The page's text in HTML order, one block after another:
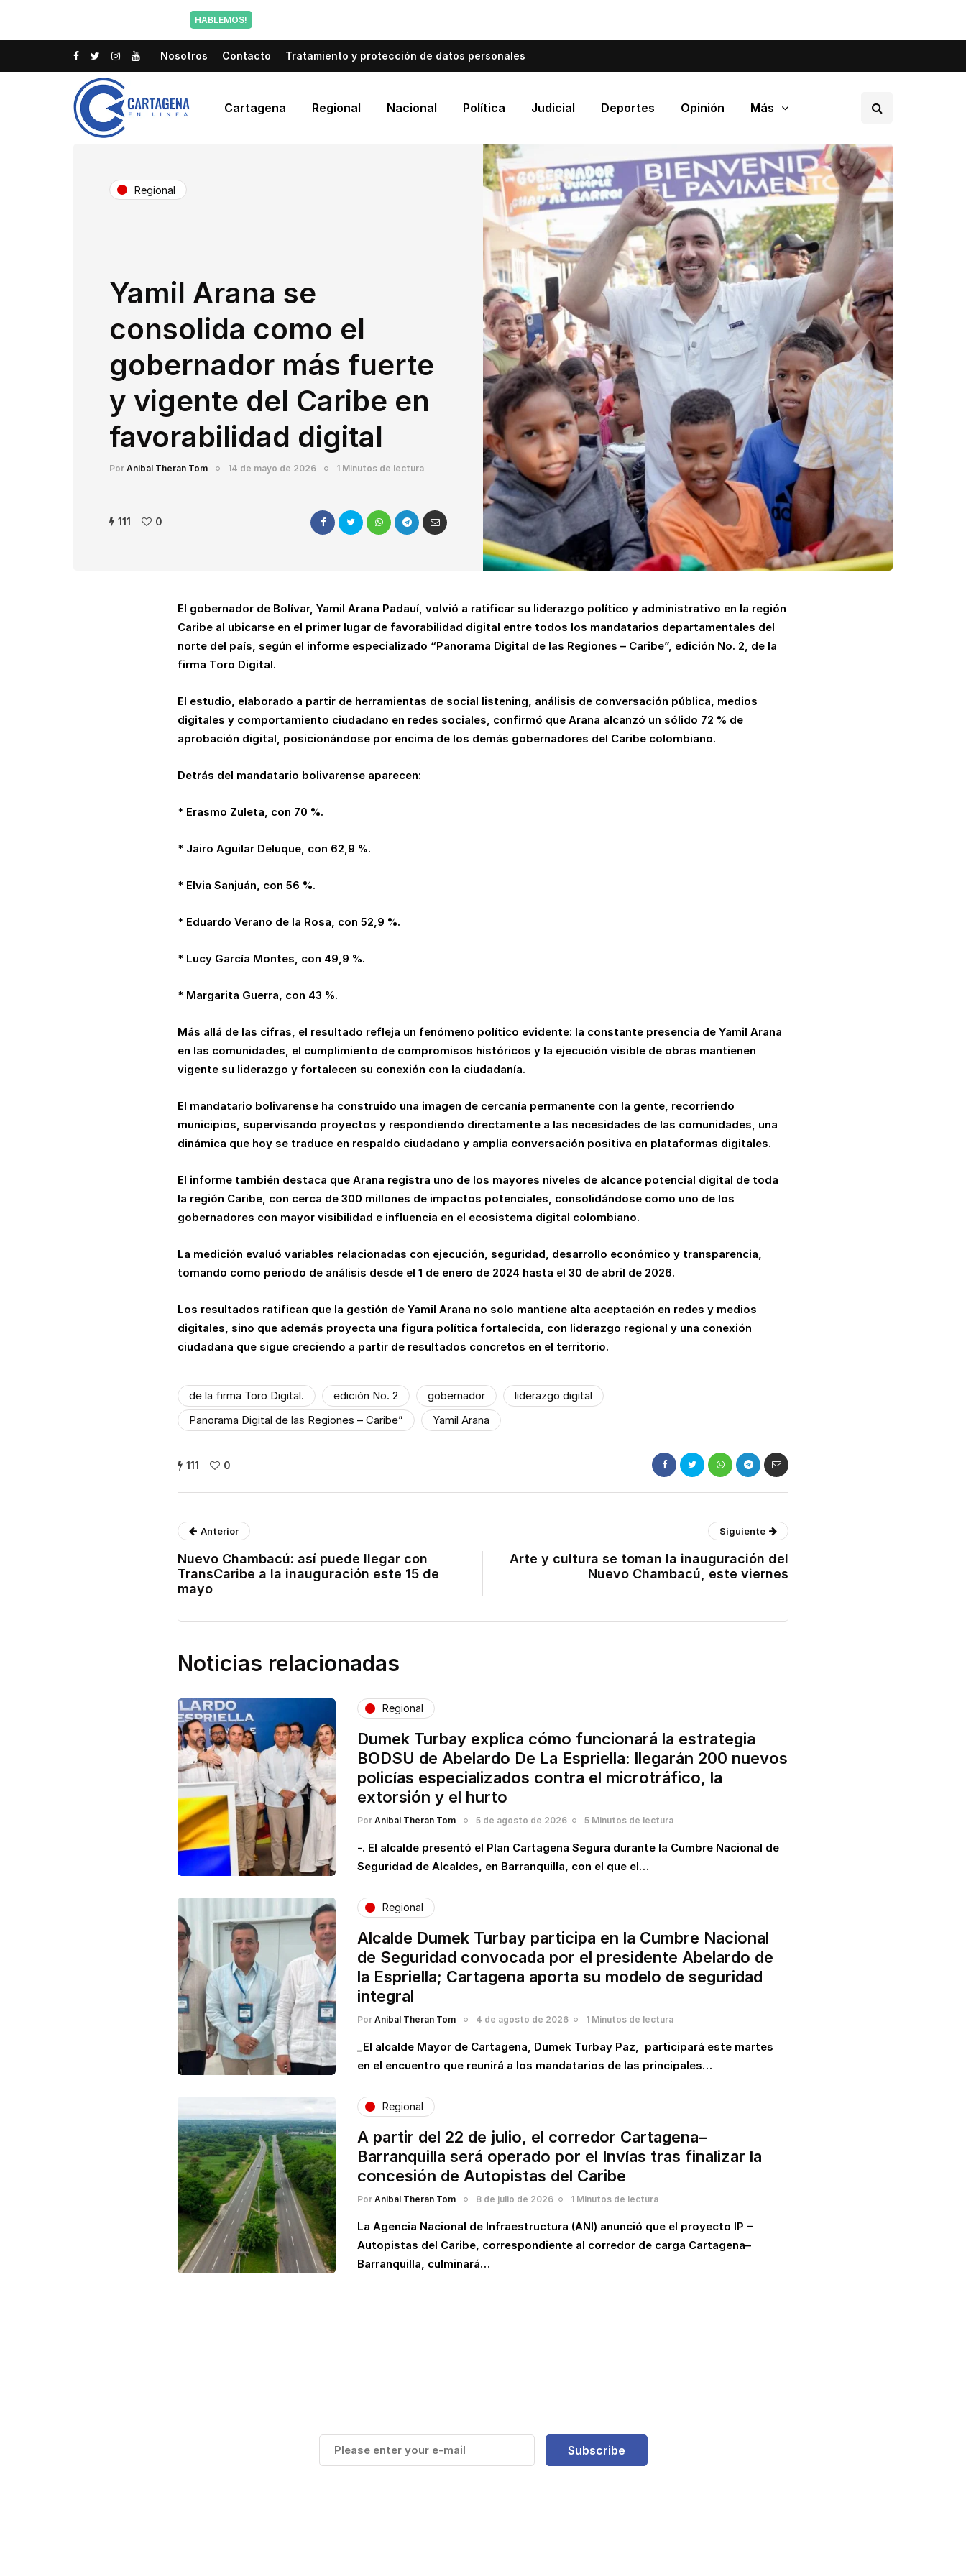
HABLEMOS!
Nosotros Contacto Tratamiento y protección de datos personales
Cartagena Regional Nacional Política Judicial Deportes Opinión Más
Regional
Yamil Arana se
consolida como el
gobernador más fuerte
y vigente del Caribe en
favorabilidad digital
Por Anibal Theran Tom 14 de mayo de 2026 1 Minutos de lectura
111 0
El gobernador de Bolívar, Yamil Arana Padauí, volvió a ratificar su liderazgo político y administrativo en la región
Caribe al ubicarse en el primer lugar de favorabilidad digital entre todos los mandatarios departamentales del
norte del país, según el informe especializado “Panorama Digital de las Regiones – Caribe”, edición No. 2, de la
firma Toro Digital.
El estudio, elaborado a partir de herramientas de social listening, análisis de conversación pública, medios
digitales y comportamiento ciudadano en redes sociales, confirmó que Arana alcanzó un sólido 72 % de
aprobación digital, posicionándose por encima de los demás gobernadores del Caribe colombiano.
Detrás del mandatario bolivarense aparecen:
* Erasmo Zuleta, con 70 %.
* Jairo Aguilar Deluque, con 62,9 %.
* Elvia Sanjuán, con 56 %.
* Eduardo Verano de la Rosa, con 52,9 %.
* Lucy García Montes, con 49,9 %.
* Margarita Guerra, con 43 %.
Más allá de las cifras, el resultado refleja un fenómeno político evidente: la constante presencia de Yamil Arana
en las comunidades, el cumplimiento de compromisos históricos y la ejecución visible de obras mantienen
vigente su liderazgo y fortalecen su conexión con la ciudadanía.
El mandatario bolivarense ha construido una imagen de cercanía permanente con la gente, recorriendo
municipios, supervisando proyectos y respondiendo directamente a las necesidades de las comunidades, una
dinámica que hoy se traduce en respaldo ciudadano y amplia conversación positiva en plataformas digitales.
El informe también destaca que Arana registra uno de los mayores niveles de alcance potencial digital de toda
la región Caribe, con cerca de 300 millones de impactos potenciales, consolidándose como uno de los
gobernadores con mayor visibilidad e influencia en el ecosistema digital colombiano.
La medición evaluó variables relacionadas con ejecución, seguridad, desarrollo económico y transparencia,
tomando como periodo de análisis desde el 1 de enero de 2024 hasta el 30 de abril de 2026.
Los resultados ratifican que la gestión de Yamil Arana no solo mantiene alta aceptación en redes y medios
digitales, sino que además proyecta una figura política fortalecida, con liderazgo regional y una conexión
ciudadana que sigue creciendo a partir de resultados concretos en el territorio.
de la firma Toro Digital. edición No. 2 gobernador
liderazgo digital
Panorama Digital de las Regiones – Caribe”
Yamil Arana
111 0
Anterior
Nuevo Chambacú: así puede llegar con
TransCaribe a la inauguración este 15 de
mayo
Siguiente
Arte y cultura se toman la inauguración del
Nuevo Chambacú, este viernes
Noticias relacionadas
Regional
Dumek Turbay explica cómo funcionará la estrategia
BODSU de Abelardo De La Espriella: llegarán 200 nuevos
policías especializados contra el microtráfico, la
extorsión y el hurto
Por Anibal Theran Tom 5 de agosto de 2026 5 Minutos de lectura
-. El alcalde presentó el Plan Cartagena Segura durante la Cumbre Nacional de
Seguridad de Alcaldes, en Barranquilla, con el que el…
Regional
Alcalde Dumek Turbay participa en la Cumbre Nacional
de Seguridad convocada por el presidente Abelardo de
la Espriella; Cartagena aporta su modelo de seguridad
integral
Por Anibal Theran Tom 4 de agosto de 2026 1 Minutos de lectura
_El alcalde Mayor de Cartagena, Dumek Turbay Paz, participará este martes
en el encuentro que reunirá a los mandatarios de las principales…
Regional
A partir del 22 de julio, el corredor Cartagena–
Barranquilla será operado por el Invías tras finalizar la
concesión de Autopistas del Caribe
Por Anibal Theran Tom 8 de julio de 2026 1 Minutos de lectura
La Agencia Nacional de Infraestructura (ANI) anunció que el proyecto IP –
Autopistas del Caribe, correspondiente al corredor de carga Cartagena–
Barranquilla, culminará…
Subscribe